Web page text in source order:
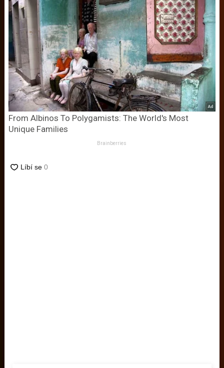
From Albinos To Polygamists: The World's Most
Unique Families
Brainberries